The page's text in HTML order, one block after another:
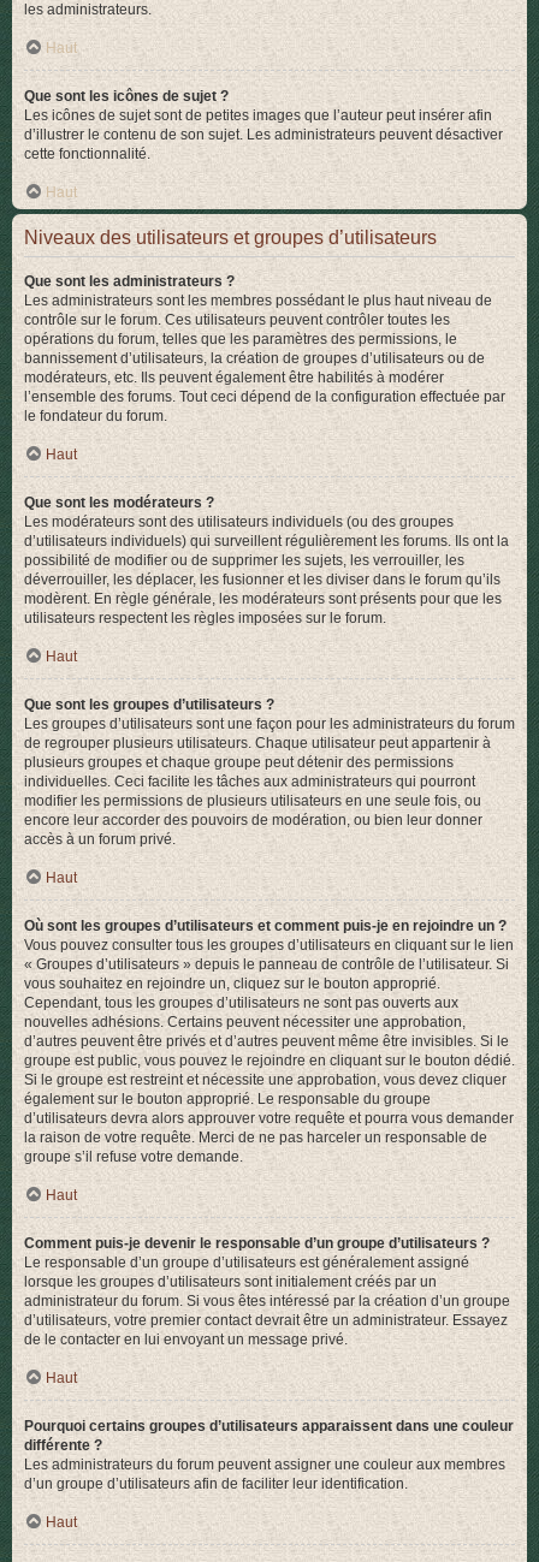
les administrateurs.
Haut
Que sont les icônes de sujet ?
Les icônes de sujet sont de petites images que l’auteur peut insérer afin
d’illustrer le contenu de son sujet. Les administrateurs peuvent désactiver
cette fonctionnalité.
Haut
Niveaux des utilisateurs et groupes d’utilisateurs
Que sont les administrateurs ?
Les administrateurs sont les membres possédant le plus haut niveau de
contrôle sur le forum. Ces utilisateurs peuvent contrôler toutes les
opérations du forum, telles que les paramètres des permissions, le
bannissement d’utilisateurs, la création de groupes d’utilisateurs ou de
modérateurs, etc. Ils peuvent également être habilités à modérer
l’ensemble des forums. Tout ceci dépend de la configuration effectuée par
le fondateur du forum.
Haut
Que sont les modérateurs ?
Les modérateurs sont des utilisateurs individuels (ou des groupes
d’utilisateurs individuels) qui surveillent régulièrement les forums. Ils ont la
possibilité de modifier ou de supprimer les sujets, les verrouiller, les
déverrouiller, les déplacer, les fusionner et les diviser dans le forum qu’ils
modèrent. En règle générale, les modérateurs sont présents pour que les
utilisateurs respectent les règles imposées sur le forum.
Haut
Que sont les groupes d’utilisateurs ?
Les groupes d’utilisateurs sont une façon pour les administrateurs du forum
de regrouper plusieurs utilisateurs. Chaque utilisateur peut appartenir à
plusieurs groupes et chaque groupe peut détenir des permissions
individuelles. Ceci facilite les tâches aux administrateurs qui pourront
modifier les permissions de plusieurs utilisateurs en une seule fois, ou
encore leur accorder des pouvoirs de modération, ou bien leur donner
accès à un forum privé.
Haut
Où sont les groupes d’utilisateurs et comment puis-je en rejoindre un ?
Vous pouvez consulter tous les groupes d’utilisateurs en cliquant sur le lien
« Groupes d’utilisateurs » depuis le panneau de contrôle de l’utilisateur. Si
vous souhaitez en rejoindre un, cliquez sur le bouton approprié.
Cependant, tous les groupes d’utilisateurs ne sont pas ouverts aux
nouvelles adhésions. Certains peuvent nécessiter une approbation,
d’autres peuvent être privés et d’autres peuvent même être invisibles. Si le
groupe est public, vous pouvez le rejoindre en cliquant sur le bouton dédié.
Si le groupe est restreint et nécessite une approbation, vous devez cliquer
également sur le bouton approprié. Le responsable du groupe
d’utilisateurs devra alors approuver votre requête et pourra vous demander
la raison de votre requête. Merci de ne pas harceler un responsable de
groupe s’il refuse votre demande.
Haut
Comment puis-je devenir le responsable d’un groupe d’utilisateurs ?
Le responsable d’un groupe d’utilisateurs est généralement assigné
lorsque les groupes d’utilisateurs sont initialement créés par un
administrateur du forum. Si vous êtes intéressé par la création d’un groupe
d’utilisateurs, votre premier contact devrait être un administrateur. Essayez
de le contacter en lui envoyant un message privé.
Haut
Pourquoi certains groupes d’utilisateurs apparaissent dans une couleur
différente ?
Les administrateurs du forum peuvent assigner une couleur aux membres
d’un groupe d’utilisateurs afin de faciliter leur identification.
Haut